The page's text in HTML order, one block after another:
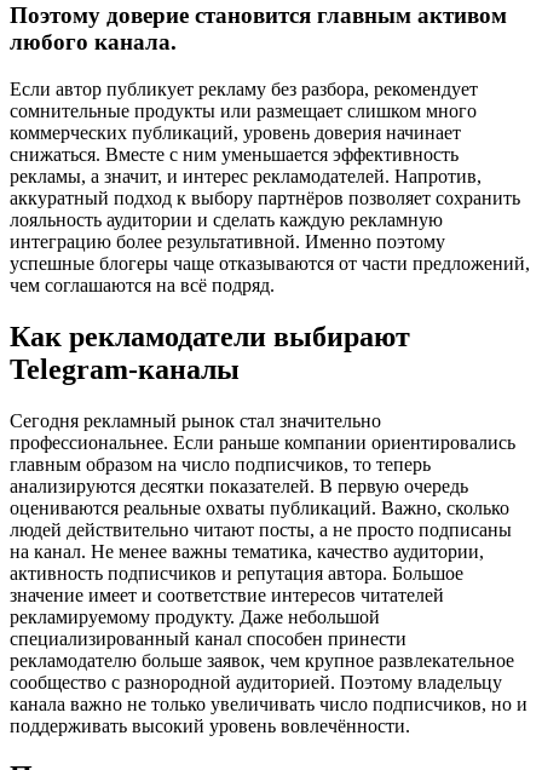
Поэтому доверие становится главным активом
любого канала.
Если автор публикует рекламу без разбора, рекомендует
сомнительные продукты или размещает слишком много
коммерческих публикаций, уровень доверия начинает
снижаться. Вместе с ним уменьшается эффективность
рекламы, а значит, и интерес рекламодателей. Напротив,
аккуратный подход к выбору партнёров позволяет сохранить
лояльность аудитории и сделать каждую рекламную
интеграцию более результативной. Именно поэтому
успешные блогеры чаще отказываются от части предложений,
чем соглашаются на всё подряд.
Как рекламодатели выбирают
Telegram-каналы
Сегодня рекламный рынок стал значительно
профессиональнее. Если раньше компании ориентировались
главным образом на число подписчиков, то теперь
анализируются десятки показателей. В первую очередь
оцениваются реальные охваты публикаций. Важно, сколько
людей действительно читают посты, а не просто подписаны
на канал. Не менее важны тематика, качество аудитории,
активность подписчиков и репутация автора. Большое
значение имеет и соответствие интересов читателей
рекламируемому продукту. Даже небольшой
специализированный канал способен принести
рекламодателю больше заявок, чем крупное развлекательное
сообщество с разнородной аудиторией. Поэтому владельцу
канала важно не только увеличивать число подписчиков, но и
поддерживать высокий уровень вовлечённости.